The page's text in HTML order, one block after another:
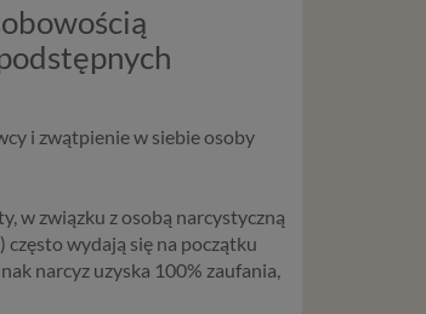
i zwątpienie w siebie osoby
w związku z osobą narcystyczną
wydają się na początku
narcyz uzyska 100% zaufania,